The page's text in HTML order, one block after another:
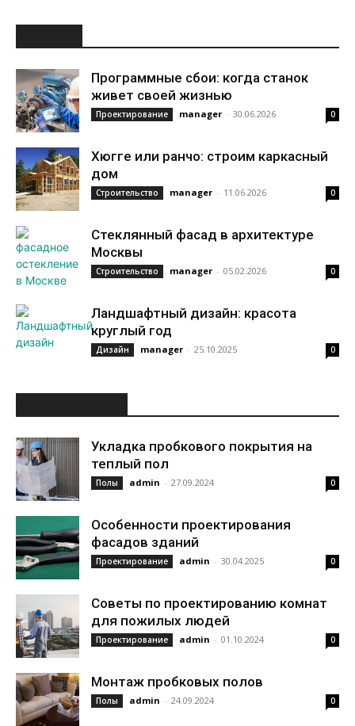
Программные сбои: когда станок
живет своей жизнью
Проектирование manager - 30.06.2026 0
Хюгге или ранчо: строим каркасный
дом
Строительство manager - 11.06.2026 0
Стеклянный фасад в архитектуре
Москвы
Строительство manager - 05.02.2026 0
Ландшафтный дизайн: красота
круглый год
Дизайн manager - 25.10.2025 0
Укладка пробкового покрытия на
теплый пол
Полы admin - 27.09.2024 0
Особенности проектирования
фасадов зданий
Проектирование admin - 30.04.2025 0
Советы по проектированию комнат
для пожилых людей
Проектирование admin - 01.10.2024 0
Монтаж пробковых полов
Полы admin - 24.09.2024 0